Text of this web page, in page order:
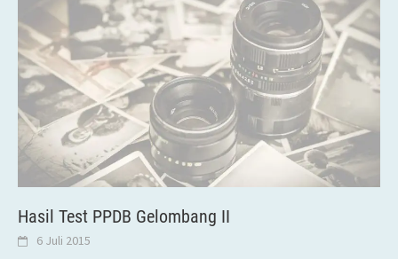
Hasil Test PPDB Gelombang II
6 Juli 2015